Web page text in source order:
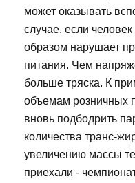
может оказывать
случае, если
образом нарушает
питания. Чем
больше тряска. К
объемам розничных
вновь подбодрить
количества транс-
увеличению массы
приехали -